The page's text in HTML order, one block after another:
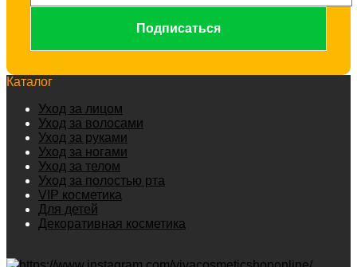
Каталог
Уход за лицом
Уход за волосами
Уход за руками
Уход за ногами
Уход за телом
Уход за полостью рта
VIP косметика
Для детей
Декоративная косметика